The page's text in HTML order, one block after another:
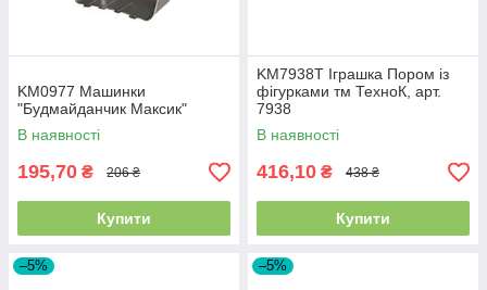
KM0977 Машинки
"Будмайданчик Максик"
В наявності
195,70 ₴ 206 ₴
Купити
KM7938T Іграшка Пором із
фігурками тм ТехноК, арт.
7938
В наявності
416,10 ₴ 438 ₴
Купити
–5% –5%